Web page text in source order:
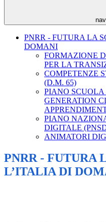
PNRR - FUTURA LA
DOMANI
FORMAZIONE
PER LA
COMPETENZE
(D.M. 65)
PIANO
GENERATION
PIANO
DIGITALE
ANIMATORI
PNRR - FUTURA
L’ITALIA DI